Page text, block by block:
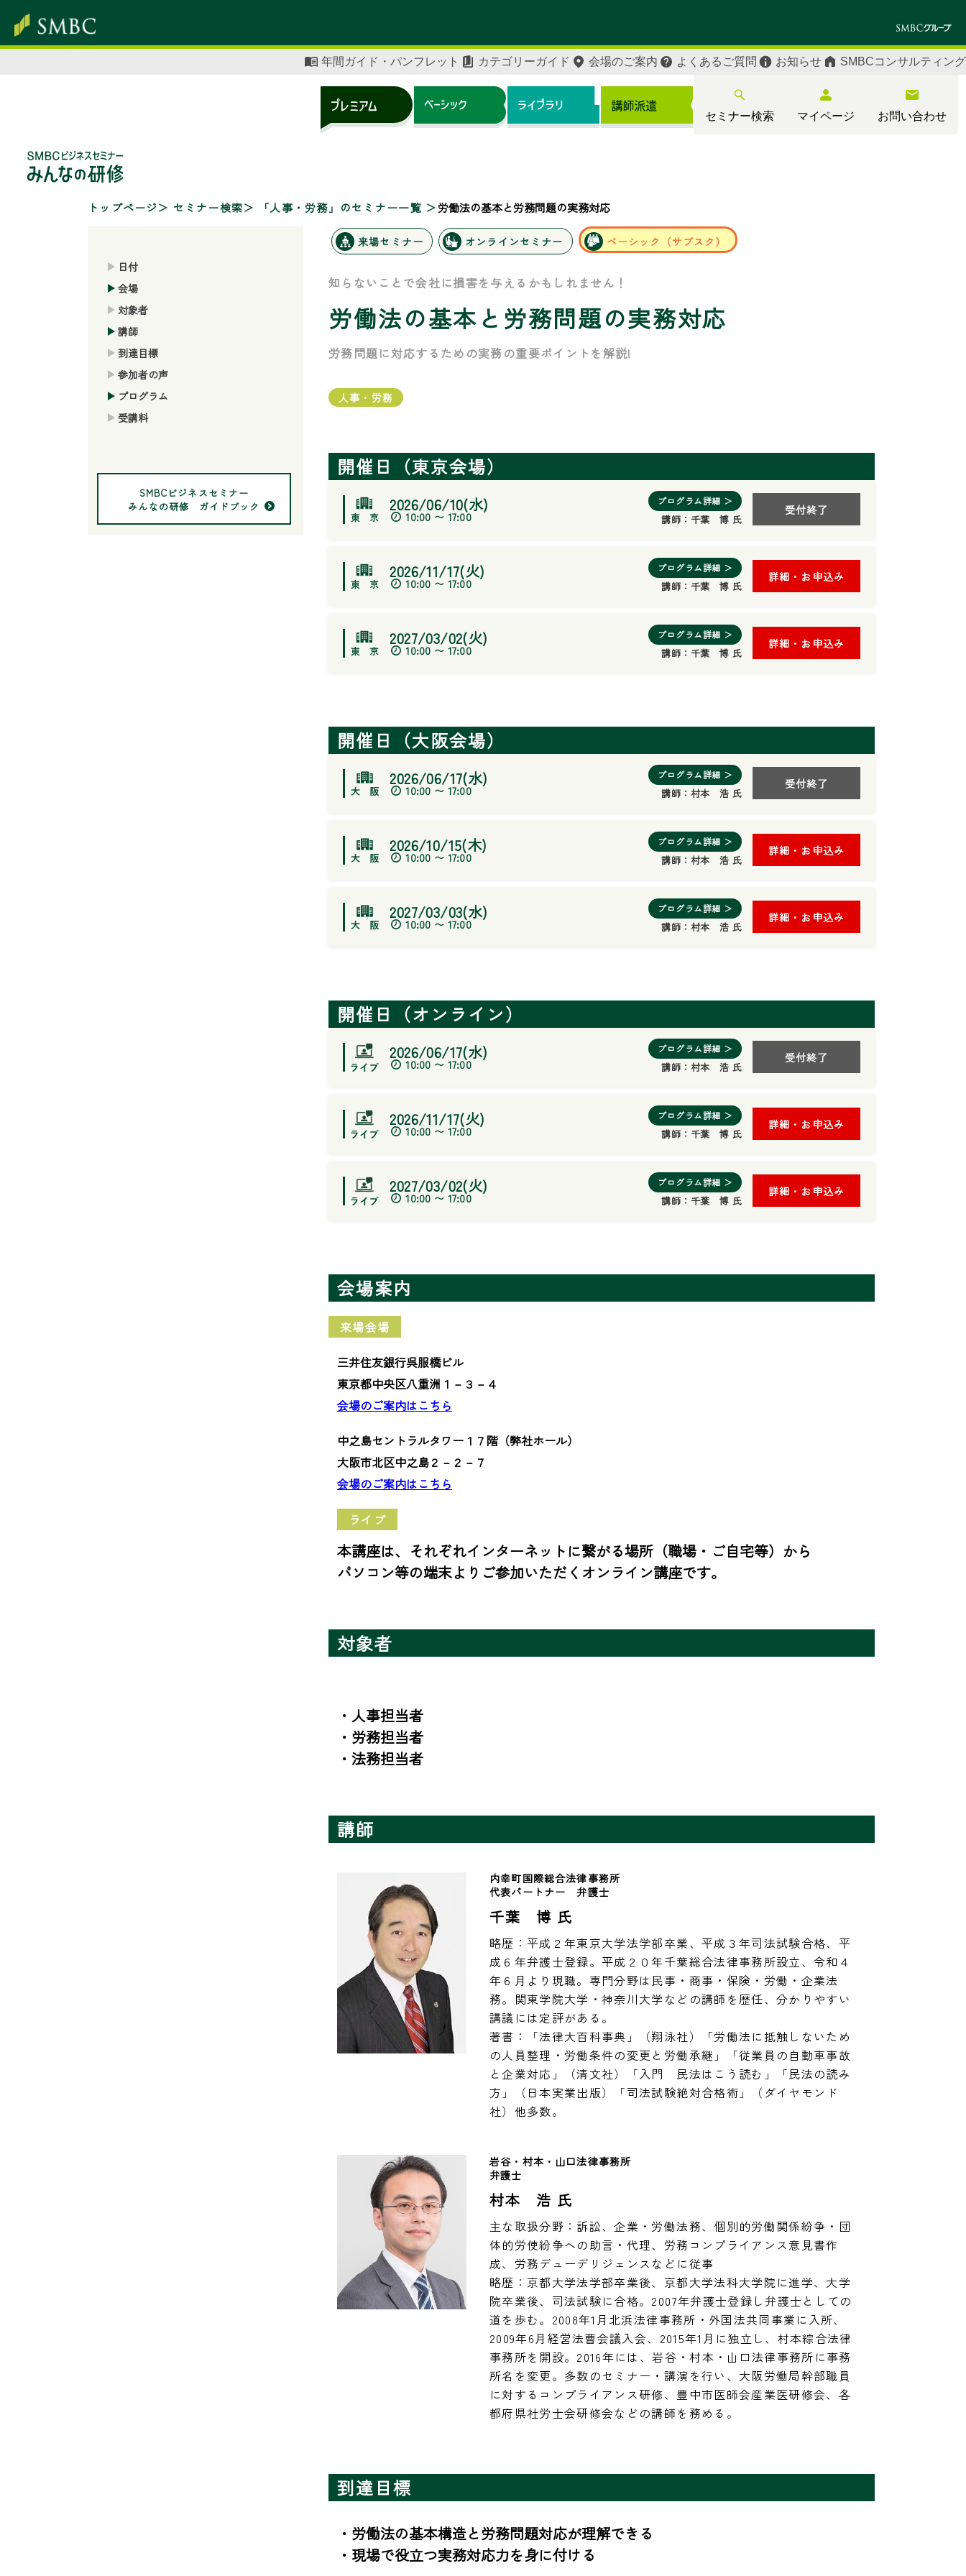
セミナー検索 マイページ お問い合わせ
年間ガイド・パンフレット カテゴリーガイド 会場のご案内 よくあるご質問 お知らせ SMBCコンサルティング
トップページ セミナー検索 「人事・労務」のセミナー一覧 労働法の基本と労務問題の実務対応
日付
会場
対象者
講師
到達目標
参加者の声
プログラム
受講料
SMBCビジネスセミナー
みんなの研修 ガイドブック
来場セミナー オンラインセミナー ベーシック（サブスク）
知らないことで会社に損害を与えるかもしれません！
労働法の基本と労務問題の実務対応
労務問題に対応するための実務の重要ポイントを解説!
人事・労務
開催日（東京会場）
2026/06/10(水)
10:00 〜 17:00
プログラム詳細 ＞
講師： 千葉 博 氏
受付終了
2026/11/17(火)
10:00 〜 17:00
プログラム詳細 ＞
講師： 千葉 博 氏
詳細・お申込み
2027/03/02(火)
10:00 〜 17:00
プログラム詳細 ＞
講師： 千葉 博 氏
詳細・お申込み
開催日（大阪会場）
2026/06/17(水)
10:00 〜 17:00
プログラム詳細 ＞
講師： 村本 浩 氏
受付終了
2026/10/15(木)
10:00 〜 17:00
プログラム詳細 ＞
講師： 村本 浩 氏
詳細・お申込み
2027/03/03(水)
10:00 〜 17:00
プログラム詳細 ＞
講師： 村本 浩 氏
詳細・お申込み
開催日（オンライン）
2026/06/17(水)
10:00 〜 17:00
プログラム詳細 ＞
講師： 村本 浩 氏
受付終了
2026/11/17(火)
10:00 〜 17:00
プログラム詳細 ＞
講師： 千葉 博 氏
詳細・お申込み
2027/03/02(火)
10:00 〜 17:00
プログラム詳細 ＞
講師： 千葉 博 氏
詳細・お申込み
会場案内
来場会場
三井住友銀行呉服橋ビル
東京都中央区八重洲１－３－４
会場のご案内はこちら
中之島セントラルタワー１７階（弊社ホール）
大阪市北区中之島２－２－７
会場のご案内はこちら
ライブ
本講座は、それぞれインターネットに繋がる場所（職場・ご自宅等）から
パソコン等の端末よりご参加いただくオンライン講座です。
対象者
・人事担当者
・労務担当者
・法務担当者
講師
内幸町国際総合法律事務所
代表パートナー　弁護士
千葉 博 氏
略歴：平成２年東京大学法学部卒業、平成３年司法試験合格、平
成６年弁護士登録。平成２０年千葉総合法律事務所設立、令和４
年６月より現職。専門分野は民事・商事・保険・労働・企業法
務。関東学院大学・神奈川大学などの講師を歴任、分かりやすい
講議には定評がある。
著書：「法律大百科事典」（翔泳社）「労働法に抵触しないため
の人員整理・労働条件の変更と労働承継」「従業員の自動車事故
と企業対応」（清文社）「入門　民法はこう読む」「民法の読み
方」（日本実業出版）「司法試験絶対合格術」（ダイヤモンド
社）他多数。
岩谷・村本・山口法律事務所
弁護士
村本 浩 氏
主な取扱分野：訴訟、企業・労働法務、個別的労働関係紛争・団
体的労使紛争への助言・代理、労務コンプライアンス意見書作
成、労務デューデリジェンスなどに従事
略歴：京都大学法学部卒業後、京都大学法科大学院に進学、大学
院卒業後、司法試験に合格。2007年弁護士登録し弁護士としての
道を歩む。2008年1月北浜法律事務所・外国法共同事業に入所、
2009年6月経営法曹会議入会、2015年1月に独立し、村本綜合法律
事務所を開設。2016年には、岩谷・村本・山口法律事務所に事務
所名を変更。多数のセミナー・講演を行い、大阪労働局幹部職員
に対するコンプライアンス研修、豊中市医師会産業医研修会、各
都府県社労士会研修会などの講師を務める。
到達目標
・労働法の基本構造と労務問題対応が理解できる
・現場で役立つ実務対応力を身に付ける